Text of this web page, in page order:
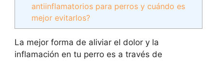
antiinflamatorios para perros y cuándo es
mejor evitarlos?
La mejor forma de aliviar el dolor y la
inflamación en tu perro es a través de